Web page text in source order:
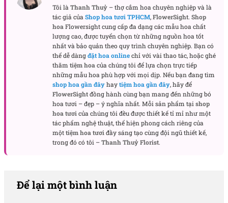
Tôi là Thanh Thuỷ – thợ cắm hoa chuyên nghiệp và là
tác giả của Shop hoa tươi TPHCM,FlowerSight. Shop
hoa Flowersight cung cấp đa dạng các mẫu hoa chất
lượng cao, được tuyển chọn từ những nguồn hoa tốt
nhất và bảo quản theo quy trình chuyên nghiệp. Bạn có
thể dễ dàngđặt hoa onlinechỉ với vài thao tác, hoặc ghé
thăm tiệm hoa của chúng tôi để lựa chọn trực tiếp
những mẫu hoa phù hợp với mọi dịp. Nếu bạn đang tìm
shop hoa gần đâyhaytiệm hoa gần đây, hãy để
FlowerSightđồng hành cùng bạn mang đến những bó
hoa tươi – đẹp – ý nghĩa nhất. Mỗi sản phẩm tại shop
hoa tươi của chúng tôi đều được thiết kế tỉ mỉ như một
tác phẩm nghệ thuật, thể hiện phong cách riêng của
mộttiệm hoa tươi đầy sáng tạo cùng đội ngũ thiết kế,
trong đó có tôi –Thanh Thuỷ Florist.
Để lại một bình luận